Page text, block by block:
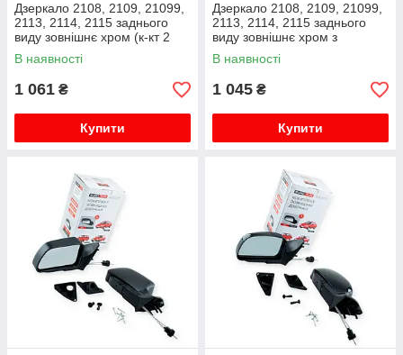
Дзеркало 2108, 2109, 21099,
2113, 2114, 2115 заднього
виду зовнішнє хром (к-кт 2
шт) VITOL
В наявності
1 061 ₴
Купити
Дзеркало 2108, 2109, 21099,
2113, 2114, 2115 заднього
виду зовнішнє хром з
поворотом (к-кт 2 шт) VITOL
В наявності
1 045 ₴
Купити